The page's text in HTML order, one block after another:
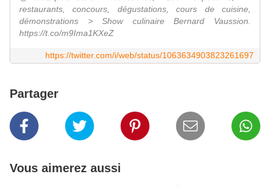
restaurants, concours, dégustations, cours de cuisine,
démonstrations > Show culinaire Bernard Vaussion.
https://t.co/m9Ima1KXeZ
https://twitter.com/i/web/status/1063634903823261697
Partager
Vous aimerez aussi